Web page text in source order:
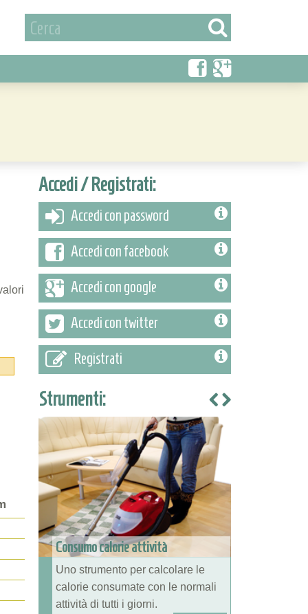
Accedi / Registrati:
Accedi con password
Accedi con facebook
Accedi con google
Accedi con twitter
Registrati
Strumenti:
Consumo calorie attività
Uno strumento per calcolare le
calorie consumate con le normali
attività di tutti i giorni.